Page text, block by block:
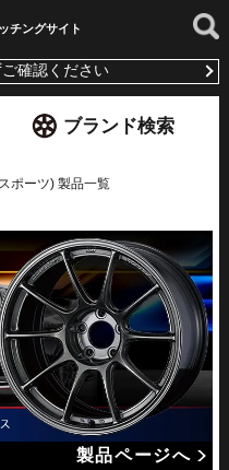
チングサイト
確認ください
ブランド検索
ポーツ) 製品一覧
製品ページへ